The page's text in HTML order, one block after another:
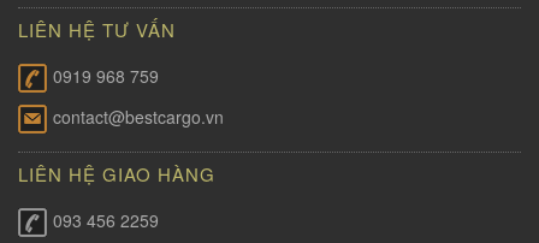
LIÊN HỆ TƯ VẤN
0919 968 759
contact@bestcargo.vn
LIÊN HỆ GIAO HÀNG
093 456 2259